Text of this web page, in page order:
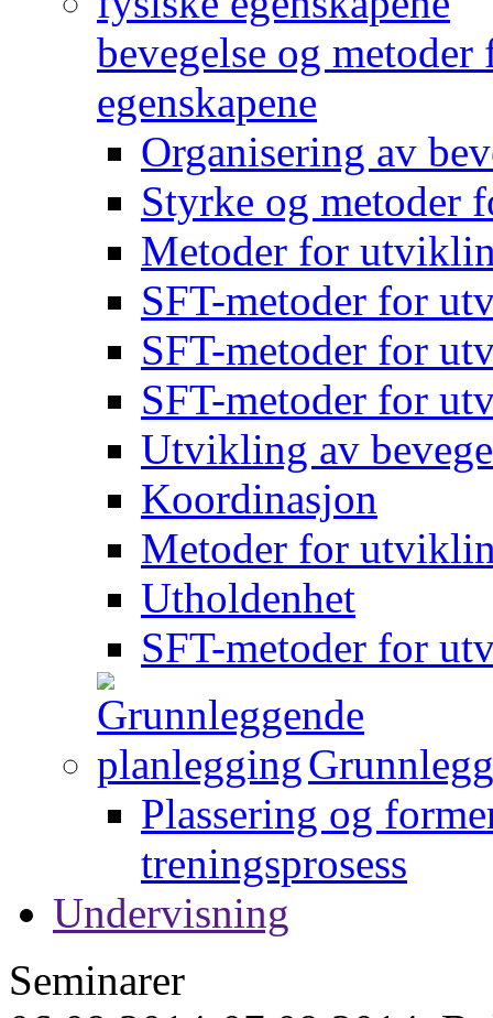
bevegelse og
egenskapene
Organisering av
Styrke og metoder
Metoder for
SFT-metoder for
SFT-metoder for
SFT-metoder for
Utvikling av
Koordinasjon
Metoder for
Utholdenhet
SFT-metoder for
Plassering og
treningsprosess
Undervisning
Seminarer